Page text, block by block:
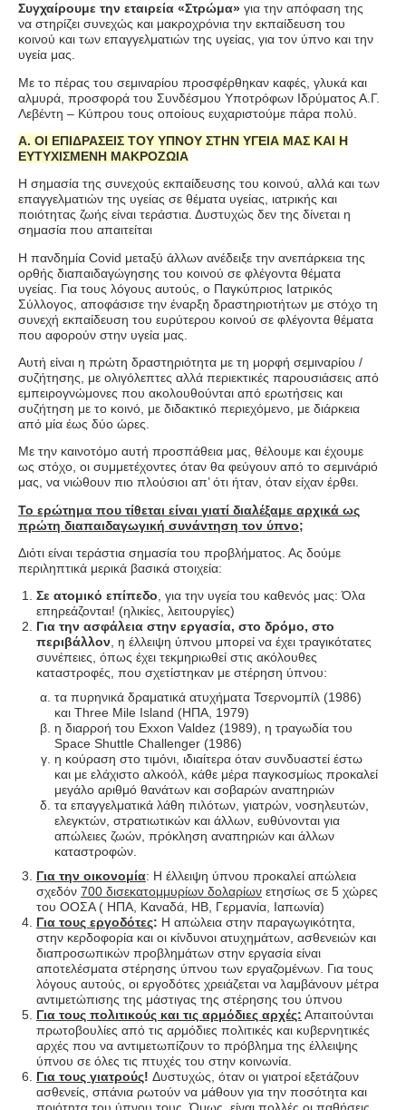
Συγχαίρουμε την εταιρεία «Στρώμα» για την απόφαση της
να στηρίζει συνεχώς και μακροχρόνια την εκπαίδευση του
κοινού και των επαγγελματιών της υγείας, για τον ύπνο και την
υγεία μας.
Με το πέρας του σεμιναρίου προσφέρθηκαν καφές, γλυκά και
αλμυρά, προσφορά του Συνδέσμου Υποτρόφων Ιδρύματος Α.Γ.
Λεβέντη – Κύπρου τους οποίους ευχαριστούμε πάρα πολύ.
Α. ΟΙ ΕΠΙΔΡΑΣΕΙΣ ΤΟΥ ΥΠΝΟΥ ΣΤΗΝ ΥΓΕΙΑ ΜΑΣ ΚΑΙ Η
ΕΥΤΥΧΙΣΜΕΝΗ ΜΑΚΡΟΖΩΙΑ
Η σημασία της συνεχούς εκπαίδευσης του κοινού, αλλά και των
επαγγελματιών της υγείας σε θέματα υγείας, ιατρικής και
ποιότητας ζωής είναι τεράστια. Δυστυχώς δεν της δίνεται η
σημασία που απαιτείται
Η πανδημία Covid μεταξύ άλλων ανέδειξε την ανεπάρκεια της
ορθής διαπαιδαγώγησης του κοινού σε φλέγοντα θέματα
υγείας. Για τους λόγους αυτούς, ο Παγκύπριος Ιατρικός
Σύλλογος, αποφάσισε την έναρξη δραστηριοτήτων με στόχο τη
συνεχή εκπαίδευση του ευρύτερου κοινού σε φλέγοντα θέματα
που αφορούν στην υγεία μας.
Αυτή είναι η πρώτη δραστηριότητα με τη μορφή σεμιναρίου /
συζήτησης, με ολιγόλεπτες αλλά περιεκτικές παρουσιάσεις από
εμπειρογνώμονες που ακολουθούνται από ερωτήσεις και
συζήτηση με το κοινό, με διδακτικό περιεχόμενο, με διάρκεια
από μία έως δύο ώρες.
Με την καινοτόμο αυτή προσπάθεια μας, θέλουμε και έχουμε
ως στόχο, οι συμμετέχοντες όταν θα φεύγουν από το σεμινάριό
μας, να νιώθουν πιο πλούσιοι απ’ ότι ήταν, όταν είχαν έρθει.
Το ερώτημα που τίθεται είναι γιατί διαλέξαμε αρχικά ως
πρώτη διαπαιδαγωγική συνάντηση τον ύπνο;
Διότι είναι τεράστια σημασία του προβλήματος. Ας δούμε
περιληπτικά μερικά βασικά στοιχεία:
Σε ατομικό επίπεδο, για την υγεία του καθενός μας: Όλα
επηρεάζονται! (ηλικίες, λειτουργίες)
Για την ασφάλεια στην εργασία, στο δρόμο, στο
περιβάλλον, η έλλειψη ύπνου μπορεί να έχει τραγικότατες
συνέπειες, όπως έχει τεκμηριωθεί στις ακόλουθες
καταστροφές, που σχετίστηκαν με στέρηση ύπνου:
τα πυρηνικά δραματικά ατυχήματα Τσερνομπίλ (1986)
και Three Mile Island (ΗΠΑ, 1979)
η διαρροή του Exxon Valdez (1989), η τραγωδία του
Space Shuttle Challenger (1986)
η κούραση στο τιμόνι, ιδιαίτερα όταν συνδυαστεί έστω
και με ελάχιστο αλκοόλ, κάθε μέρα παγκοσμίως προκαλεί
μεγάλο αριθμό θανάτων και σοβαρών αναπηριών
τα επαγγελματικά λάθη πιλότων, γιατρών, νοσηλευτών,
ελεγκτών, στρατιωτικών και άλλων, ευθύνονται για
απώλειες ζωών, πρόκληση αναπηριών και άλλων
καταστροφών.
Για την οικονομία: Η έλλειψη ύπνου προκαλεί απώλεια
σχεδόν 700 δισεκατομμυρίων δολαρίων ετησίως σε 5 χώρες
του ΟΟΣΑ ( ΗΠΑ, Καναδά, ΗΒ, Γερμανία, Ιαπωνία)
Για τους εργοδότες: Η απώλεια στην παραγωγικότητα,
στην κερδοφορία και οι κίνδυνοι ατυχημάτων, ασθενειών και
διαπροσωπικών προβλημάτων στην εργασία είναι
αποτελέσματα στέρησης ύπνου των εργαζομένων. Για τους
λόγους αυτούς, οι εργοδότες χρειάζεται να λαμβάνουν μέτρα
αντιμετώπισης της μάστιγας της στέρησης του ύπνου
Για τους πολιτικούς και τις αρμόδιες αρχές: Απαιτούνται
πρωτοβουλίες από τις αρμόδιες πολιτικές και κυβερνητικές
αρχές που να αντιμετωπίζουν το πρόβλημα της έλλειψης
ύπνου σε όλες τις πτυχές του στην κοινωνία.
Για τους γιατρούς! Δυστυχώς, όταν οι γιατροί εξετάζουν
ασθενείς, σπάνια ρωτούν να μάθουν για την ποσότητα και